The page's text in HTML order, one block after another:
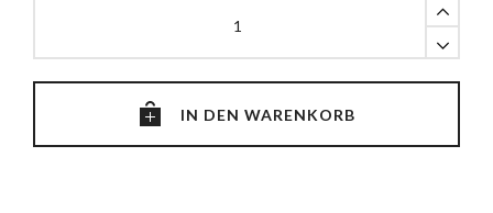
Tuschefüller
0.2
IN DEN WARENKORB